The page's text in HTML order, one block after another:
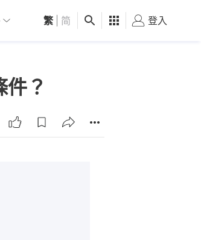
深圳 觀點 健康 好食玩飛
繁 简 登入
？